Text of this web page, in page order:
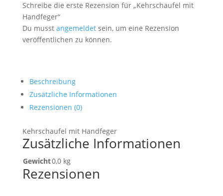
Schreibe die erste Rezension für „Kehrschaufel mit
Handfeger“
Du musst angemeldetsein, um eine Rezension
veröffentlichen zu können.
Beschreibung
Zusätzliche Informationen
Rezensionen (0)
Kehrschaufel mit Handfeger
Zusätzliche Informationen
Gewicht0,0 kg
Rezensionen